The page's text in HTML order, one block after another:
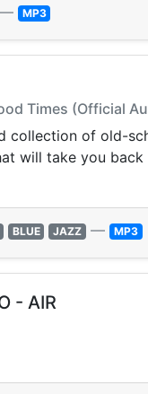
MP3
Times (Official
collection of old-
will take you
BLUE JAZZ — MP3
- AIR